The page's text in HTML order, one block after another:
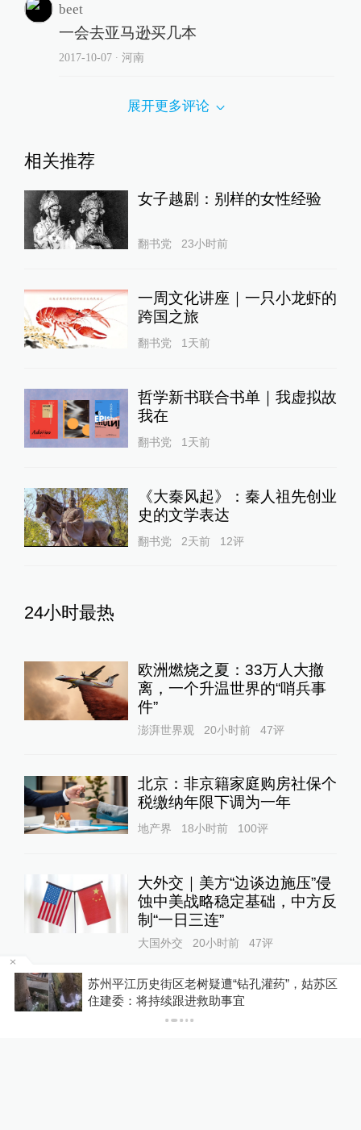
beet
一会去亚马逊买几本
2017-10-07∙ 河南
展开更多评论
相关推荐
女子越剧：别样的女性经验
翻书党 23小时前
一周文化讲座｜一只小龙虾的
跨国之旅
翻书党 1天前
哲学新书联合书单｜我虚拟故
我在
翻书党 1天前
《大秦风起》：秦人祖先创业
史的文学表达
翻书党 2天前 12评
24小时最热
欧洲燃烧之夏：33万人大撤
离，一个升温世界的“哨兵事
件”
澎湃世界观 20小时前 47评
北京：非京籍家庭购房社保个
税缴纳年限下调为一年
地产界 18小时前 100评
大外交｜美方“边谈边施压”侵
蚀中美战略稳定基础，中方反
制“一日三连”
大国外交 20小时前 47评
女子称丰胸术9个月后确诊乳
腺癌，医美机构：手术不可能
英国剑桥版学术打假：明星教授卷入造假风波，
论文被指抄袭超180处